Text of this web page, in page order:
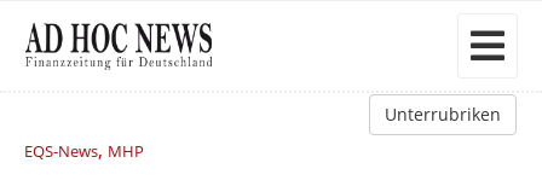
Unterrubriken
EQS-News, MHP